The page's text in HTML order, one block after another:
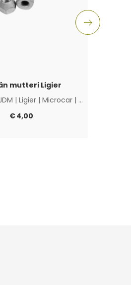
mutteri Ligier
| Ligier | Microcar | Muut
€4,00